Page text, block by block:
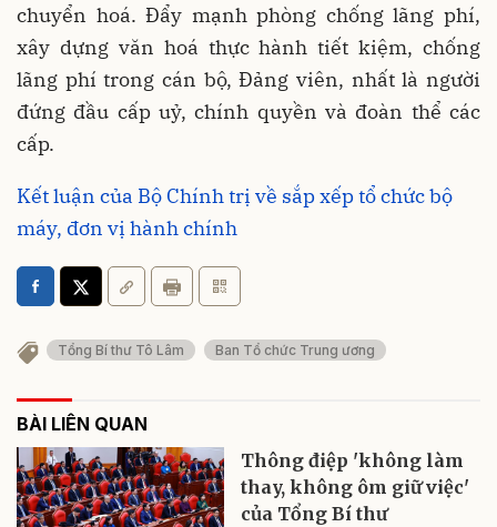
chuyển hoá. Đẩy mạnh phòng chống lãng phí,
xây dựng văn hoá thực hành tiết kiệm, chống
lãng phí trong cán bộ, Đảng viên, nhất là người
đứng đầu cấp uỷ, chính quyền và đoàn thể các
cấp.
Kết luận của Bộ Chính trị về sắp xếp tổ chức bộ
máy, đơn vị hành chính
Tổng Bí thư Tô Lâm Ban Tổ chức Trung ương
BÀI LIÊN QUAN
Thông điệp 'không làm
thay, không ôm giữ việc'
của Tổng Bí thư